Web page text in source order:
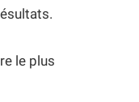
le plus